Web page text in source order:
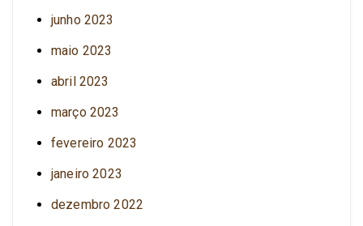
junho 2023
maio 2023
abril 2023
março 2023
fevereiro 2023
janeiro 2023
dezembro 2022